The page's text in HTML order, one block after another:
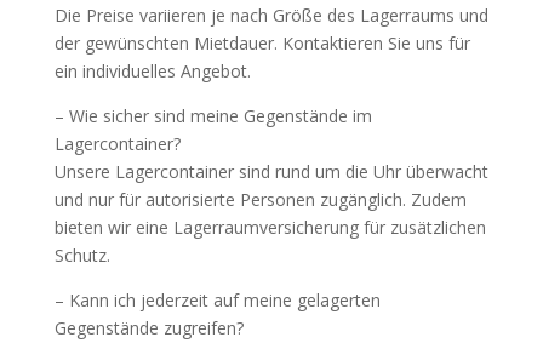
Die Preise variieren je nach Größe des Lagerraums und
der gewünschten Mietdauer. Kontaktieren Sie uns für
ein individuelles Angebot.
– Wie sicher sind meine Gegenstände im
Lagercontainer?
Unsere Lagercontainer sind rund um die Uhr überwacht
und nur für autorisierte Personen zugänglich. Zudem
bieten wir eine Lagerraumversicherung für zusätzlichen
Schutz.
– Kann ich jederzeit auf meine gelagerten
Gegenstände zugreifen?